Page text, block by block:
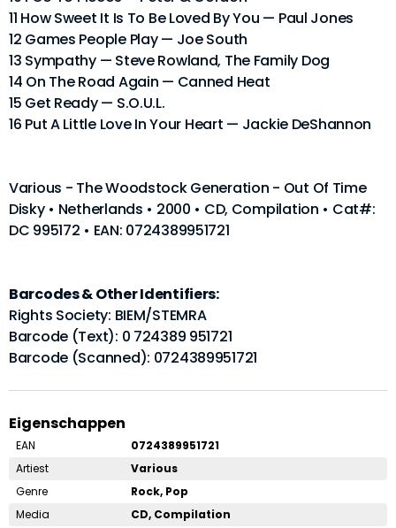
11 How Sweet It Is To Be Loved By You — Paul Jones
12 Games People Play — Joe South
13 Sympathy — Steve Rowland, The Family Dog
14 On The Road Again — Canned Heat
15 Get Ready — S.O.U.L.
16 Put A Little Love In Your Heart — Jackie DeShannon
Various - The Woodstock Generation - Out Of Time
Disky • Netherlands • 2000 • CD, Compilation • Cat#:
DC 995172 • EAN: 0724389951721
Barcodes & Other Identifiers:
Rights Society: BIEM/STEMRA
Barcode (Text): 0 724389 951721
Barcode (Scanned): 0724389951721
Eigenschappen
EAN
0724389951721
Artiest
Various
Genre
Rock, Pop
Media
CD, Compilation